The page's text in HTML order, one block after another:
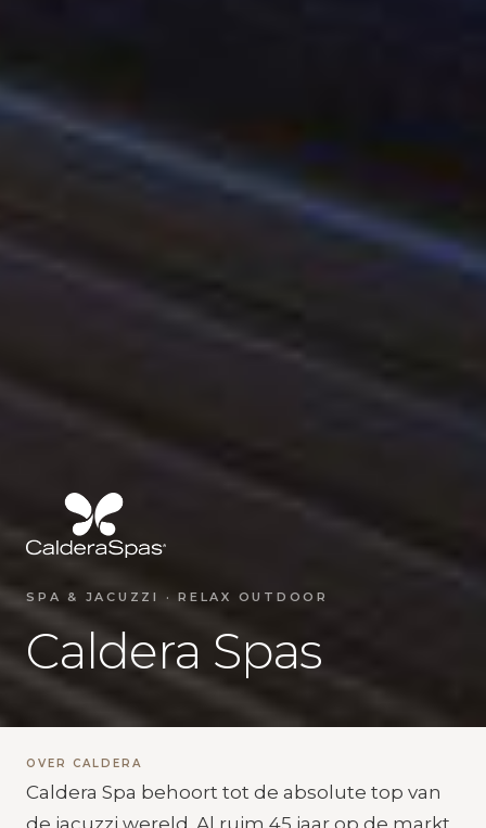
SPA & JACUZZI · RELAX OUTDOOR
Caldera Spas
OVER CALDERA
Caldera Spa behoort tot de absolute top van
de jacuzzi wereld. Al ruim 45 jaar op de markt